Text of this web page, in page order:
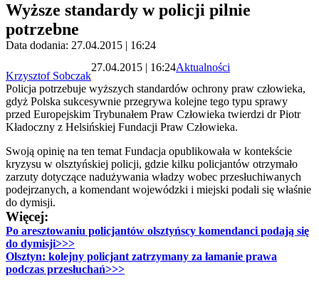
Wyższe standardy w policji pilnie
potrzebne
Data dodania: 27.04.2015 | 16:24
Krzysztof Sobczak
27.04.2015 | 16:24Aktualności
Policja potrzebuje wyższych standardów ochrony praw człowieka,
gdyż Polska sukcesywnie przegrywa kolejne tego typu sprawy
przed Europejskim Trybunałem Praw Człowieka twierdzi dr Piotr
Kładoczny z Helsińskiej Fundacji Praw Człowieka.
Swoją opinię na ten temat Fundacja opublikowała w kontekście
kryzysu w olsztyńskiej policji, gdzie kilku policjantów otrzymało
zarzuty dotyczące nadużywania władzy wobec przesłuchiwanych
podejrzanych, a komendant wojewódzki i miejski podali się właśnie
do dymisji.
Więcej:
Po aresztowaniu policjantów olsztyńscy komendanci podają się
do dymisji>>>
Olsztyn: kolejny policjant zatrzymany za łamanie prawa
podczas przesłuchań>>>